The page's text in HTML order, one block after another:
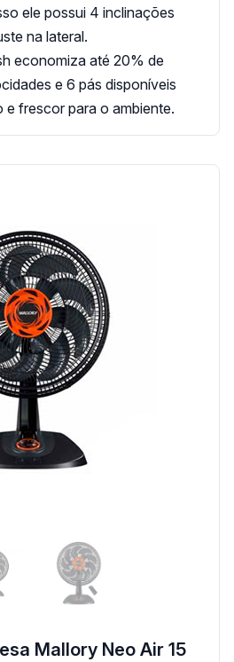
ele possui 4 inclinações
na lateral.
economiza até 20% de
e 6 pás disponíveis
frescor para o ambiente.
Mallory Neo Air 15